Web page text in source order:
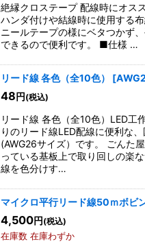
絞り込む
絶縁クロステープ 配線時にオス
ハンダ付けや結線時に使用する
ニールテープの様にベタつかず
できるので便利です。 ■仕様 …
リード線 各色（全10色） [
48円(税込)
リード線 各色（全10色）LED工
りのリード線LED配線に便利な
(AWG26サイズ）です。 ごんた
っている基板上で取り回しの楽
線を色分けす…
マイクロ平行リード線50ｍボビ
4,500円(税込)
在庫数 在庫わずか